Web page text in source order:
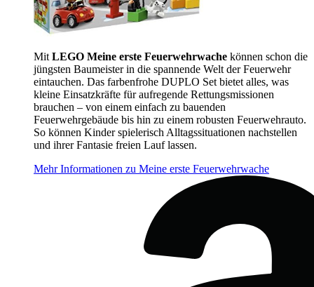
Mit LEGO Meine erste Feuerwehrwache können schon die
jüngsten Baumeister in die spannende Welt der Feuerwehr
eintauchen. Das farbenfrohe DUPLO Set bietet alles, was
kleine Einsatzkräfte für aufregende Rettungsmissionen
brauchen – von einem einfach zu bauenden
Feuerwehrgebäude bis hin zu einem robusten Feuerwehrauto.
So können Kinder spielerisch Alltagssituationen nachstellen
und ihrer Fantasie freien Lauf lassen.
Mehr Informationen zu Meine erste Feuerwehrwache